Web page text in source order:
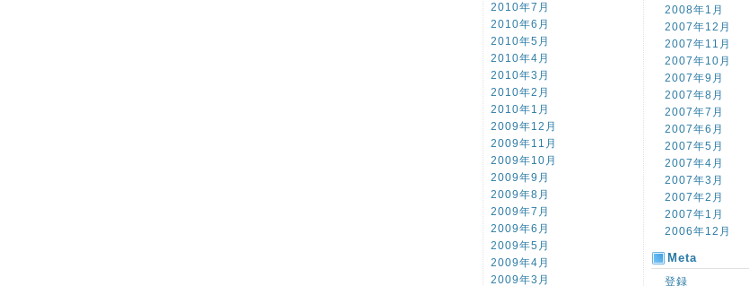
2010年7月
2010年6月
2010年5月
2010年4月
2010年3月
2010年2月
2010年1月
2009年12月
2009年11月
2009年10月
2009年9月
2009年8月
2009年7月
2009年6月
2009年5月
2009年4月
2009年3月
2008年1月
2007年12月
2007年11月
2007年10月
2007年9月
2007年8月
2007年7月
2007年6月
2007年5月
2007年4月
2007年3月
2007年2月
2007年1月
2006年12月
Meta
登録